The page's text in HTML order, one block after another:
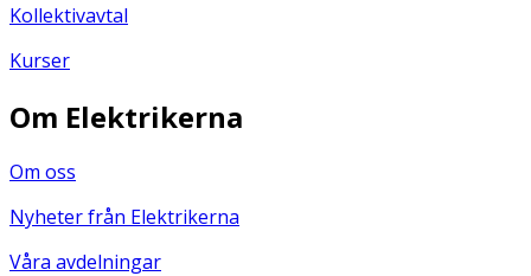
Kollektivavtal
Kurser
Om Elektrikerna
Om oss
Nyheter från Elektrikerna
Våra avdelningar